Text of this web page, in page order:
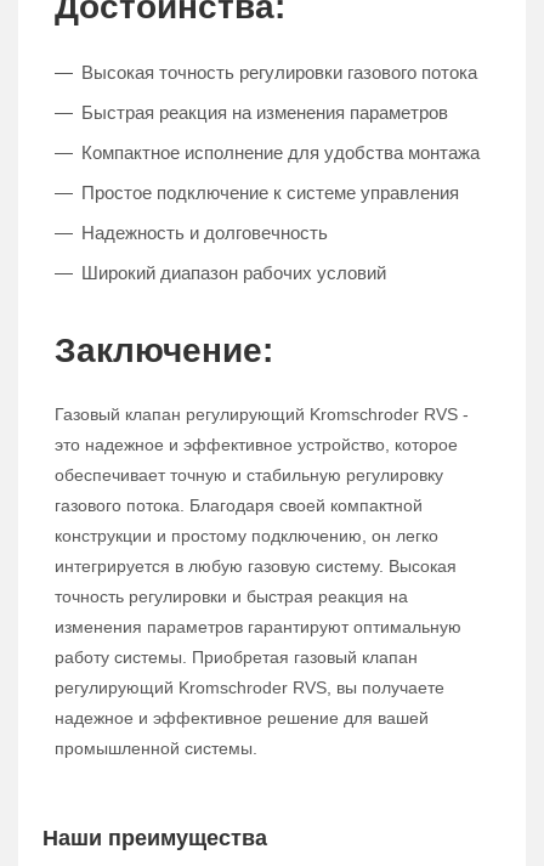
Высокая точность регулировки газового потока
Быстрая реакция на изменения параметров
Компактное исполнение для удобства монтажа
Простое подключение к системе управления
Надежность и долговечность
Широкий диапазон рабочих условий
Заключение:
Газовый клапан регулирующий Kromschroder RVS -
это надежное и эффективное устройство, которое
обеспечивает точную и стабильную регулировку
газового потока. Благодаря своей компактной
конструкции и простому подключению, он легко
интегрируется в любую газовую систему. Высокая
точность регулировки и быстрая реакция на
изменения параметров гарантируют оптимальную
работу системы. Приобретая газовый клапан
регулирующий Kromschroder RVS, вы получаете
надежное и эффективное решение для вашей
промышленной системы.
Наши преимущества